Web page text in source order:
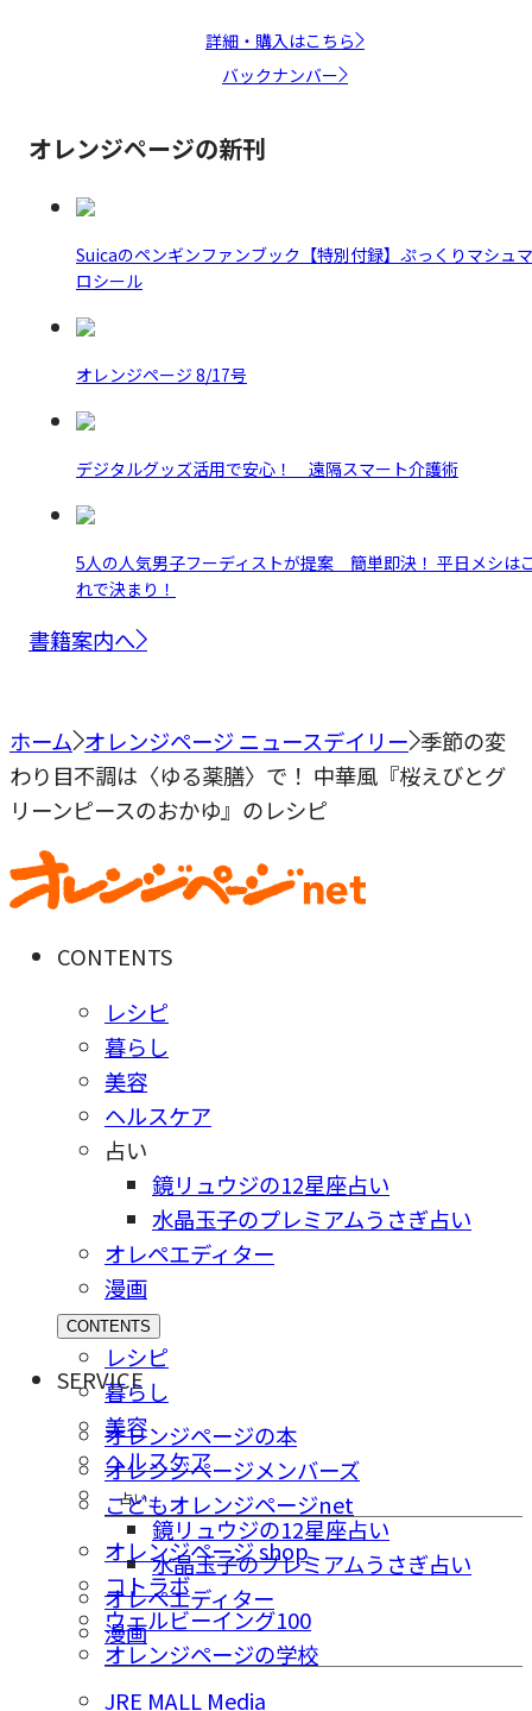
詳細・購入はこちら
バックナンバー
オレンジページの新刊
Suicaのペンギンファンブック【特別付録】ぷっくりマシュマ
ロシール
オレンジページ 8/17号
デジタルグッズ活用で安心！ 遠隔スマート介護術
5人の人気男子フーディストが提案 簡単即決！ 平日メシは
れで決まり！
書籍案内へ
ホーム オレンジページ ニュースデイリー 季節の変
わり目不調は〈ゆる薬膳〉で！ 中華風『桜えびとグ
リーンピースのおかゆ』のレシピ
CONTENTS
レシピ
暮らし
美容
ヘルスケア
占い
鏡リュウジの12星座占い
水晶玉子のプレミアムうさぎ占い
オレペエディター
漫画
CONTENTS
レシピ
暮らし
美容
ヘルスケア
占い
鏡リュウジの12星座占い
水晶玉子のプレミアムうさぎ占い
オレペエディター
漫画
SERVICE
オレンジページの本
オレンジページメンバーズ
こどもオレンジページnet
オレンジページ shop
コトラボ
ウェルビーイング100
オレンジページの学校
JRE MALL Media